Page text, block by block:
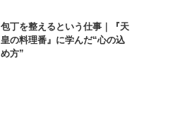
包丁を整えるという仕事｜『天
皇の料理番』に学んだ“心の込
め方”